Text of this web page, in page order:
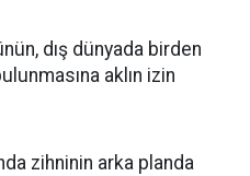
dış dünyada birden
aklın izin
zihninin arka planda